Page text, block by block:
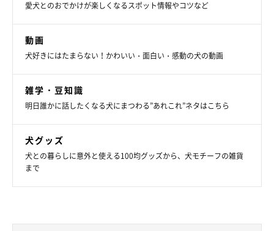
愛犬とのおでかけが楽しくなるスポット情報やコツなど
動画
犬好きにはたまらない！かわいい・面白い・感動の犬の動画
雑学・豆知識
明日誰かに話したくなる犬にまつわる”あれこれ”ネタはこちら
犬グッズ
犬との暮らしに意外と使える100均グッズから、犬モチーフの雑貨
まで